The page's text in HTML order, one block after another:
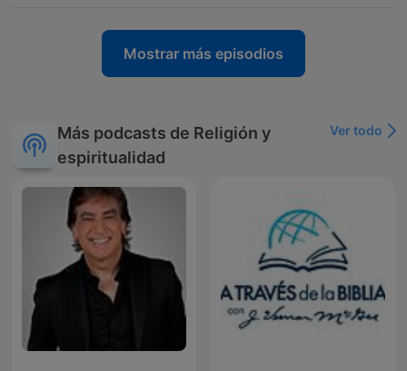
Mostrar más episodios
Más podcasts de Religión y
espiritualidad
Ver todo